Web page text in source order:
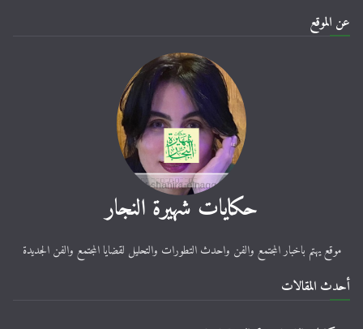
عن الموقع
حكايات شهيرة النجار
موقع يهتم باخبار المجتمع والفن واحدث التطورات والتحليل لقضايا المجتمع والفن الجديدة
أحدث المقالات